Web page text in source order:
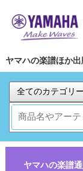
ヤマハの楽譜ほか出
ヤマハの楽譜